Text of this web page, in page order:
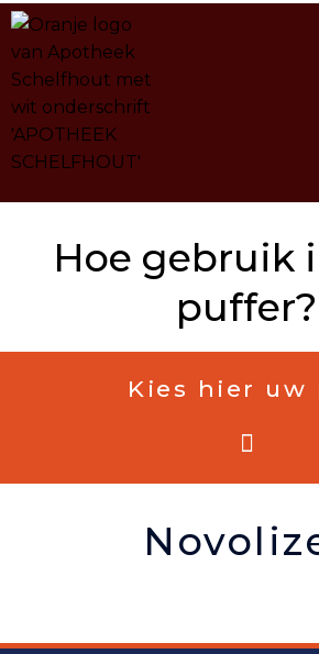
Spring
de
inhoud
Hoe gebruik
puffer?
Kies hier uw